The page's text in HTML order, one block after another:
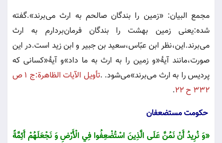
مجمع البيان: «زمين را بندگان صالحم به ارث مى‌برند».گفته
شده:يعنى زمين بهشت را بندگان فرمان‌بردارم به ارث
مى‌برند.اين،نظر ابن عبّاس،سعيد بن جبير و ابن زيد است.در اين
صورت،مانند آيۀ«و زمين را به ارث به ما داد»و آيۀ«كسانى كه
پرديس را به ارث مى‌برند»مى‌شود.
.
تأويل الآيات الظاهرة:ج ١ ص
٣٣٢ ح ٢٢
.
حکومت مستضعفان
«وَ نُرِيدُ أَنْ‌ نَمُنَّ‌ عَلَى الَّذِينَ‌ اسْتُضْعِفُوا فِي الْأَرْضِ‌ وَ نَجْعَلَهُمْ‌ أَئِمَّةً‌